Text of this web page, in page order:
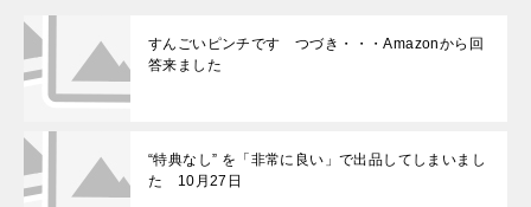
すんごいピンチです つづき・・・Amazonから回
答来ました
“特典なし” を「非常に良い」で出品してしまいまし
た 10月27日